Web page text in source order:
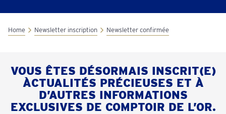
Home Newsletter inscription Newsletter confirmée
VOUS ÊTES DÉSORMAIS INSCRIT(E)
ÀCTUALITÉS PRÉCIEUSES ET À
D’AUTRES INFORMATIONS
EXCLUSIVES DE COMPTOIR DE L’OR.